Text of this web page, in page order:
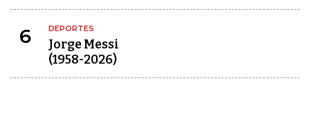
6 DEPORTES
Jorge Messi
(1958-2026)